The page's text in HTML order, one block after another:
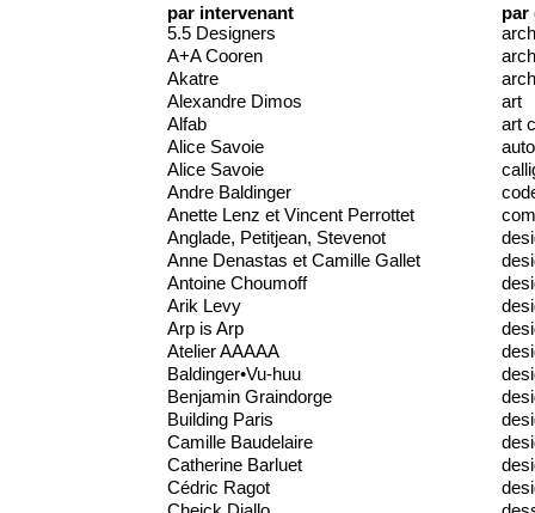
par intervenant
5.5 Designers
A+A Cooren
Akatre
Alexandre Dimos
Alfab
Alice Savoie
Alice Savoie
Andre Baldinger
Anette Lenz et Vincent Perrottet
Anglade, Petitjean, Stevenot
Anne Denastas et Camille Gallet
Antoine Choumoff
Arik Levy
Arp is Arp
Atelier AAAAA
Baldinger•Vu-huu
Benjamin Graindorge
Building Paris
Camille Baudelaire
Catherine Barluet
Cédric Ragot
par
art
art